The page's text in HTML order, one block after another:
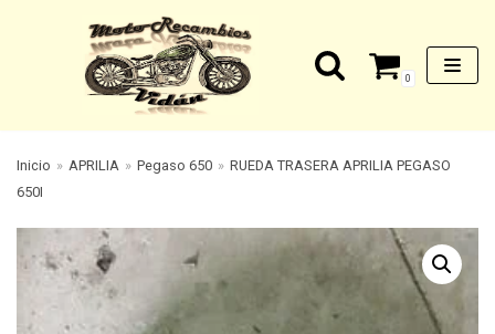
0
Inicio » APRILIA » Pegaso 650 » RUEDA TRASERA APRILIA PEGASO
650I